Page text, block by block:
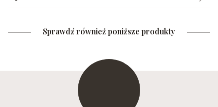
Sprawdź również poniższe produkty